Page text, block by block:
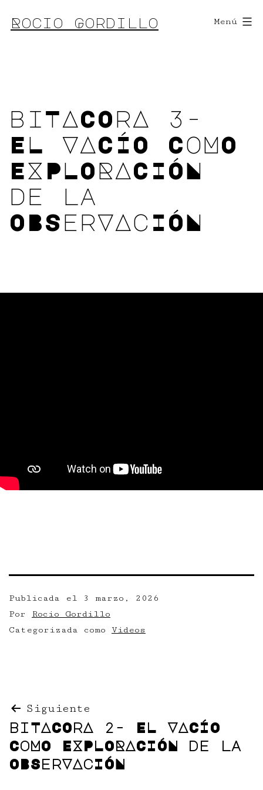
al
Rocio Gordillo Menú
biTACOrA 3-
EL VACÍO CoMO
EXPLORACIÓN
de la
OBSerVAcIÓN
Publicada el
3 marzo, 2026
Por Rocio Gordillo
Categorizada como Videos
Navegación
de
entradas
Siguiente
biTACOrA 2- EL VACÍO
CoMO EXPLORACIÓN de la
OBSerVAcIÓN